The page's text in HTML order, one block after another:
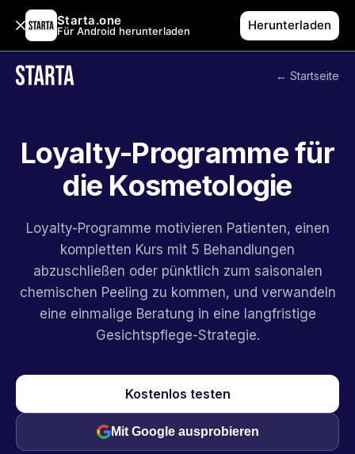
Starta.one
Für Android herunterladen Herunterladen
← Startseite
Loyalty-Programme für
die Kosmetologie
Loyalty-Programme motivieren Patienten, einen
kompletten Kurs mit 5 Behandlungen
abzuschließen oder pünktlich zum saisonalen
chemischen Peeling zu kommen, und verwandeln
eine einmalige Beratung in eine langfristige
Gesichtspflege-Strategie.
Kostenlos testen
Mit Google ausprobieren